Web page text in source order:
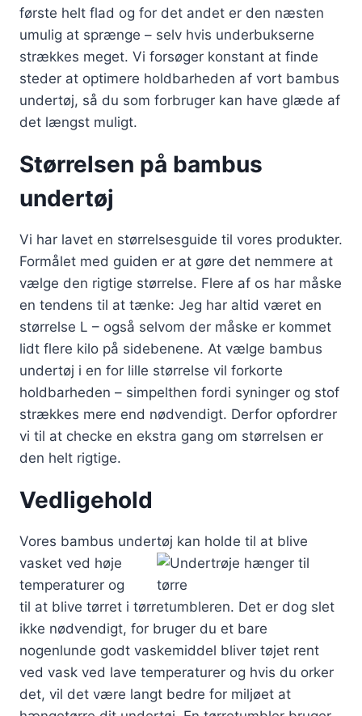
første helt flad og for det andet er den næsten
umulig at sprænge – selv hvis underbukserne
strækkes meget. Vi forsøger konstant at finde
steder at optimere holdbarheden af vort bambus
undertøj, så du som forbruger kan have glæde af
det længst muligt.
Størrelsen på bambus
undertøj
Vi har lavet en størrelsesguide til vores produkter.
Formålet med guiden er at gøre det nemmere at
vælge den rigtige størrelse. Flere af os har måske
en tendens til at tænke: Jeg har altid været en
størrelse L – også selvom der måske er kommet
lidt flere kilo på sidebenene. At vælge bambus
undertøj i en for lille størrelse vil forkorte
holdbarheden – simpelthen fordi syninger og stof
strækkes mere end nødvendigt. Derfor opfordrer
vi til at checke en ekstra gang om størrelsen er
den helt rigtige.
Vedligehold
Vores bambus undertøj kan holde til at blive
vasket ved høje
temperaturer og
til at blive tørret i tørretumbleren. Det er dog slet
ikke nødvendigt, for bruger du et bare
nogenlunde godt vaskemiddel bliver tøjet rent
ved vask ved lave temperaturer og hvis du orker
det, vil det være langt bedre for miljøet at